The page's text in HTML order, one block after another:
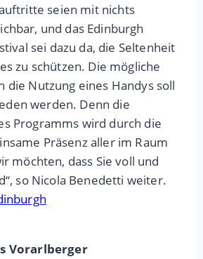
seien mit nichts
und das Edinburgh
sei dazu da, die Seltenheit
zu schützen. Die mögliche
die Nutzung eines Handys soll
werden. Denn die
Programms wird durch die
Präsenz aller im Raum
möchten, dass Sie voll und
so Nicola Benedetti weiter.
Vorarlberger